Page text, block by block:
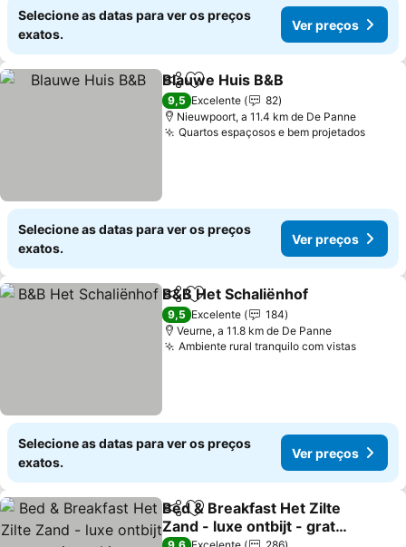
Selecione as datas para ver os preços
exatos.
Ver preços
PartilharAdicionar aos favoritos
Blauwe Huis B&B
9,5 Excelente
82
Nieuwpoort, a 11.4 km de De Panne
Quartos espaçosos e bem projetadosVer
Selecione as datas para ver os preços
exatos.
Ver preços
PartilharAdicionar aos favoritos
B&B Het Schaliënhof
9,5 Excelente
184
Veurne, a 11.8 km de De Panne
Ambiente rural tranquilo com vistasVer
Selecione as datas para ver os preços
exatos.
Ver preços
PartilharAdicionar aos favoritos
Bed & Breakfast Het Zilte
Zand - luxe ontbijt - gratis